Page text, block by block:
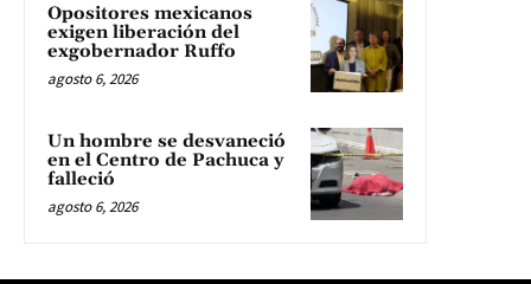
Opositores mexicanos
exigen liberación del
exgobernador Ruffo
agosto 6, 2026
Un hombre se desvaneció
en el Centro de Pachuca y
falleció
agosto 6, 2026